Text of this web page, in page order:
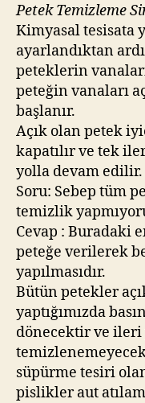
Petek Temizleme
Kimyasal tesisata
ayarlandıktan
peteklerin
peteğin vanaları
başlanır.
Açık olan petek
kapatılır ve tek
yolla devam edilir.
Soru: Sebep tüm
temizlik
Cevap : Buradaki
peteğe verilerek
yapılmasıdır.
Bütün petekler
yaptığımızda
dönecektir ve
süpürme tesiri
pislikler aut